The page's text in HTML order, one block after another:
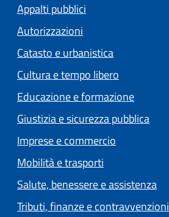
Appalti pubblici
Autorizzazioni
Catasto e urbanistica
Cultura e tempo libero
Educazione e formazione
Giustizia e sicurezza pubblica
Imprese e commercio
Mobilità e trasporti
Salute, benessere e assistenza
Tributi, finanze e contravvenzioni